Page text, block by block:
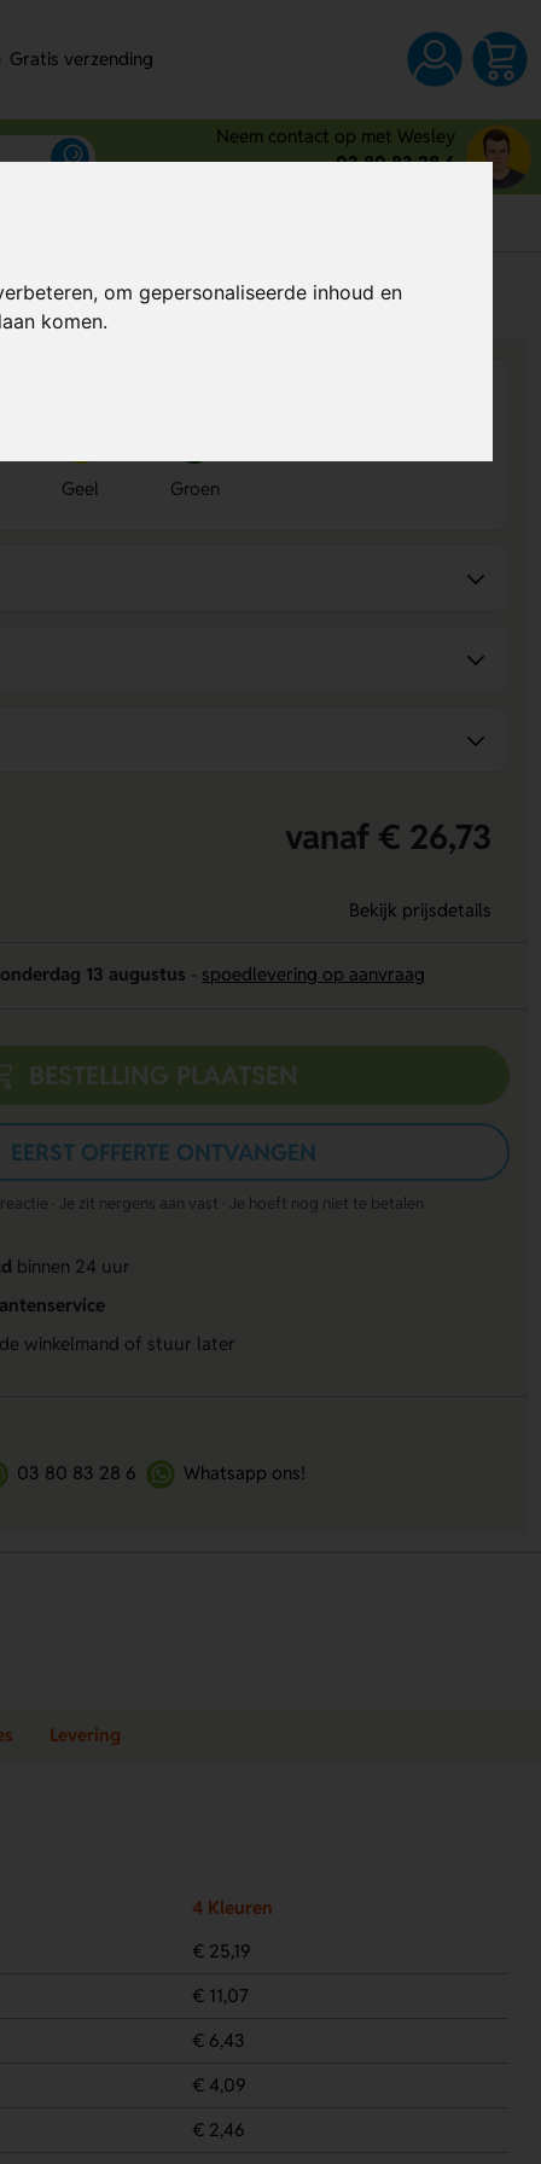
om gepersonaliseerde inhoud en
komen.
Gratis verzending
Neem contact op met Wesley
03 80 83 28 6
Al vanaf€ 0,78per stuk (excl. BTW)
Geel Groen
vanaf € 26,73
Bekijk prijsdetails
13 augustus spoedlevering op aanvraag
BESTELLING PLAATSEN
EERST OFFERTE ONTVANGEN
· Je zit nergens aan vast · Je hoeft nog niet te betalen
binnen 24 uur
winkelmand of stuur later
03 80 83 28 6 Whatsapp ons!
Levering
4 Kleuren
€ 25,19
€ 11,07
€ 6,43
€ 4,09
€ 2,46